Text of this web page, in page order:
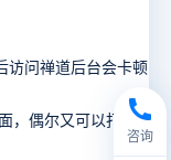
访问禅道后台会卡顿10
咨询